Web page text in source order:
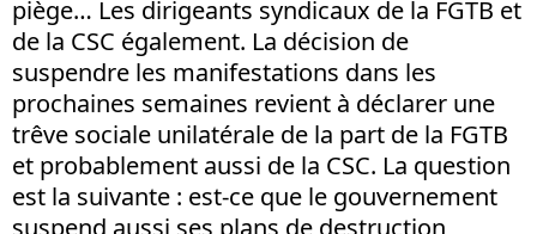
piège… Les dirigeants syndicaux de la FGTB et
de la CSC également. La décision de
suspendre les manifestations dans les
prochaines semaines revient à déclarer une
trêve sociale unilatérale de la part de la FGTB
et probablement aussi de la CSC. La question
est la suivante : est-ce que le gouvernement
suspend aussi ses plans de destruction